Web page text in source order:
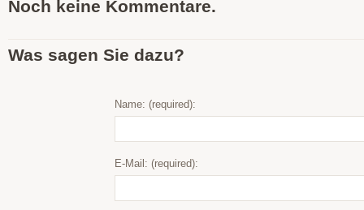
Noch keine Kommentare.
Was sagen Sie dazu?
Name: (required):
E-Mail: (required):